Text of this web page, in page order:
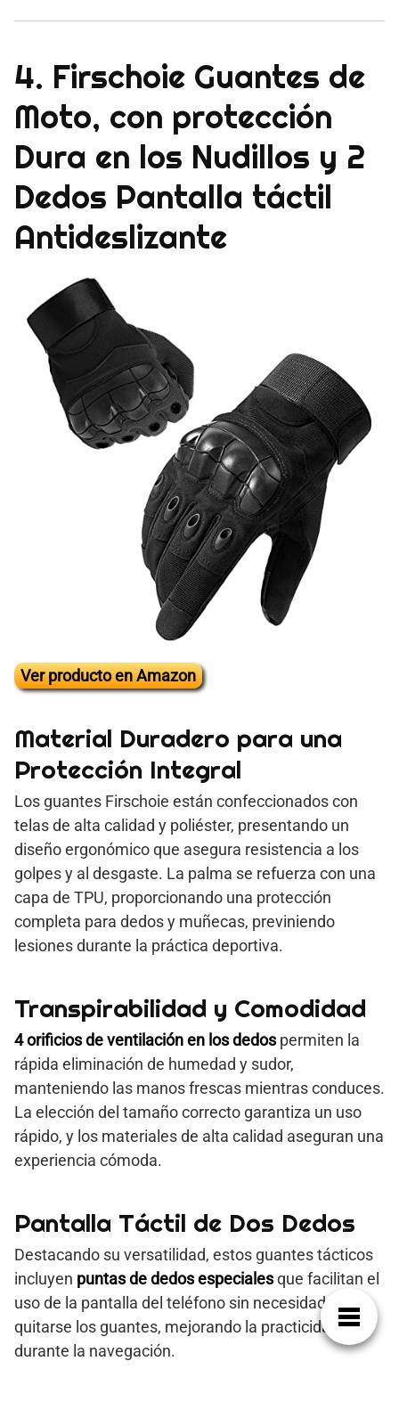
4. Firschoie Guantes de
Moto, con protección
Dura en los Nudillos y 2
Dedos Pantalla táctil
Antideslizante
Ver producto en Amazon
Material Duradero para una
Protección Integral
Los guantes Firschoie están confeccionados con
telas de alta calidad y poliéster, presentando un
diseño ergonómico que asegura resistencia a los
golpes y al desgaste. La palma se refuerza con una
capa de TPU, proporcionando una protección
completa para dedos y muñecas, previniendo
lesiones durante la práctica deportiva.
Transpirabilidad y Comodidad
4 orificios de ventilación en los dedospermiten la
rápida eliminación de humedad y sudor,
manteniendo las manos frescas mientras conduces.
La elección del tamaño correcto garantiza un uso
rápido, y los materiales de alta calidad aseguran una
experiencia cómoda.
Pantalla Táctil de Dos Dedos
Destacando su versatilidad, estos guantes tácticos
incluyen puntas de dedos especialesque facilitan el
uso de la pantalla del teléfono sin necesidad de
quitarse los guantes, mejorando la practicidad
durante la navegación.